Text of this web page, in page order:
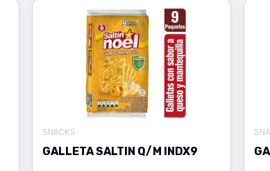
SNACKS
GALLETA SALTIN Q/M INDX9